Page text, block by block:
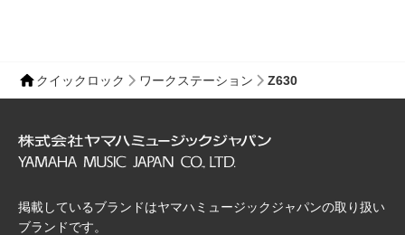
クイックロック ワークステーション Z630
掲載しているブランドはヤマハミュージックジャパンの取り扱い
ブランドです。